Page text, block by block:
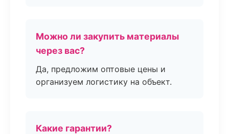
Можно ли закупить материалы
через вас?
Да, предложим оптовые цены и
организуем логистику на объект.
Какие гарантии?